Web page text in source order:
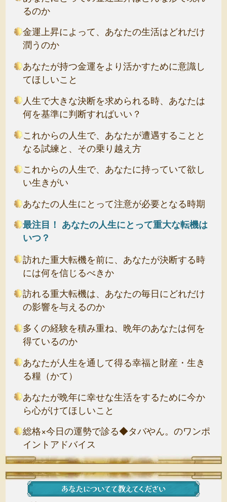
るのか
金運上昇によって、あなたの生活はどれだけ
潤うのか
あなたが持つ金運をより活かすために意識し
てほしいこと
人生で大きな決断を求められる時、あなたは
何を基準に判断すればいい？
これからの人生で、あなたが遭遇することと
なる試練と、その乗り越え方
これからの人生で、あなたに持っていて欲し
い生きがい
あなたの人生にとって注意が必要となる時期
最注目！ あなたの人生にとって重大な転機は
いつ？
訪れた重大転機を前に、あなたが決断する時
には何を信じるべきか
訪れる重大転機は、あなたの毎日にどれだけ
の影響を与えるのか
多くの経験を積み重ね、晩年のあなたは何を
得ているのか
あなたが人生を通して得る幸福と財産・生き
る糧（かて）
あなたが晩年に幸せな生活をするために今か
ら心がけてほしいこと
総格×今日の運勢で診る◆タバやん。のワンポ
イントアドバイス